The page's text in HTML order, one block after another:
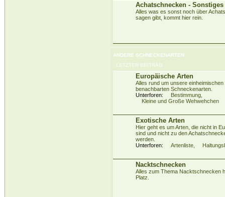
Achatschnecken - Sonstiges
Alles was es sonst noch über
sagen gibt, kommt hier rein.
ANDERE SCHNECKENARTEN
LETZTER BEITRAG
Europäische Arten
Alles rund um unsere einheimischen
benachbarten Schneckenarten.
Unterforen:
Bestimmung,
Kleine und Große Wehwehchen
Exotische Arten
Hier geht es um Arten, die nicht in
sind und nicht zu den
werden.
Unterforen:
Artenliste,
Nacktschnecken
Alles zum Thema Nacktschnecken
Platz.